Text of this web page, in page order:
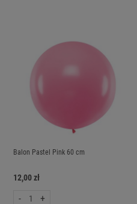
Balon Pastel Pink 60 cm
12,00 zł
- +